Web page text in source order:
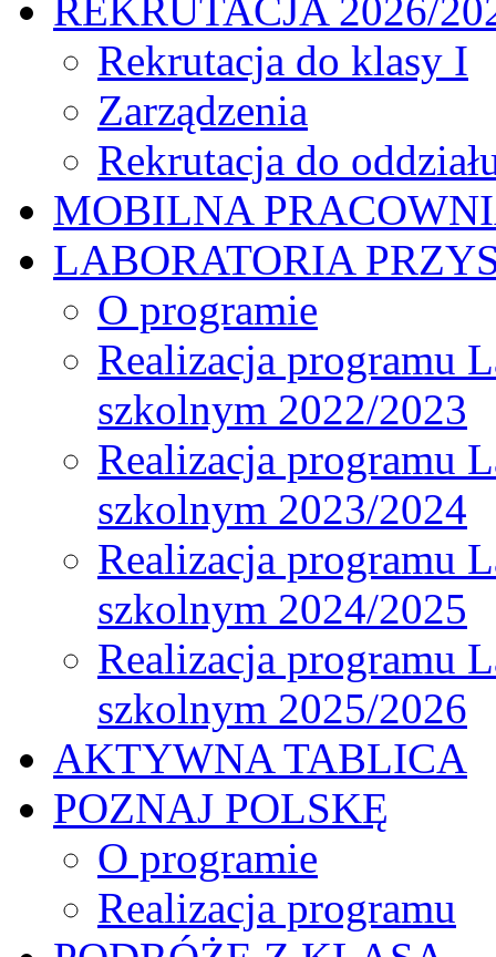
REKRUTACJA 2026/
Rekrutacja do klasy I
Zarządzenia
Rekrutacja do
MOBILNA
LABORATORIA
O programie
Realizacja programu
szkolnym 2022/2023
Realizacja programu
szkolnym 2023/2024
Realizacja programu
szkolnym 2024/2025
Realizacja programu
szkolnym 2025/2026
AKTYWNA TABLICA
POZNAJ POLSKĘ
O programie
Realizacja programu